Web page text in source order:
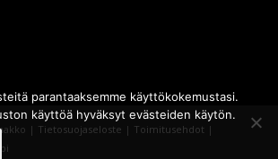
| Tietosuojaseloste | Toimitusehdot |
parantaaksemme käyttökokemustasi.
käyttöä hyväksyt evästeiden käytön.